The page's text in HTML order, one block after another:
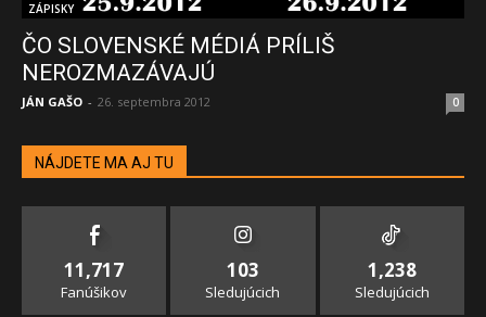
ZÁPISKY
ČO SLOVENSKÉ MÉDIÁ PRÍLIŠ
NEROZMAZÁVAJÚ
JÁN GAŠO - 26. septembra 2012 0
NÁJDETE MA AJ TU
11,717
Fanúšikov
103
Sledujúcich
1,238
Sledujúcich